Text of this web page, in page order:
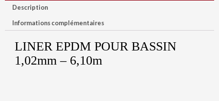
Description
Informations complémentaires
LINER EPDM POUR BASSIN
1,02mm – 6,10m